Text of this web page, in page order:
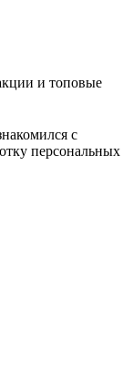
и топовые
с
персональных